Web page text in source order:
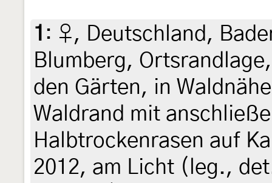
1 : ♀, Deutschland,
Blumberg,
den Gärten, in
Waldrand mit
Halbtrockenrasen auf
2012, am Licht (leg.,